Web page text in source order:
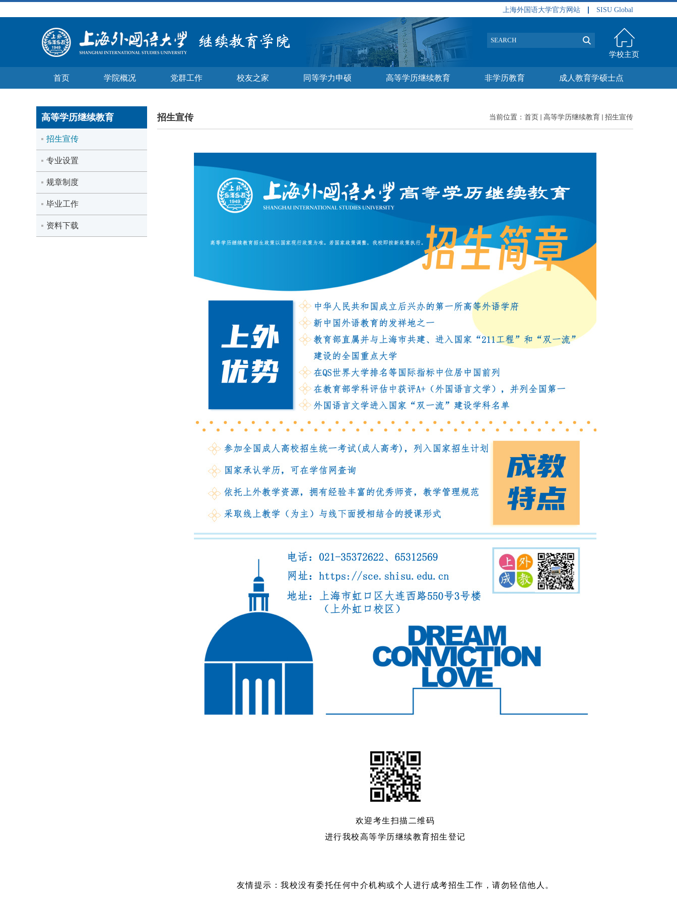
上海外国语大学官方网站 SISU Global
学校主页
首页 学院概况 党群工作 校友之家 同等学力申硕 高等学历继续教育 非学历教育 成人教育学硕士点
高等学历继续教育
招生宣传
专业设置
规章制度
毕业工作
资料下载
招生宣传 当前位置： 首页 高等学历继续教育 招生宣传
欢迎考生扫描二维码
进行我校高等学历继续教育招生登记
友情提示：我校没有委托任何中介机构或个人进行成考招生工作，请勿轻信他人。